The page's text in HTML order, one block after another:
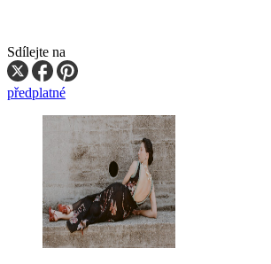
Sdílejte na
předplatné